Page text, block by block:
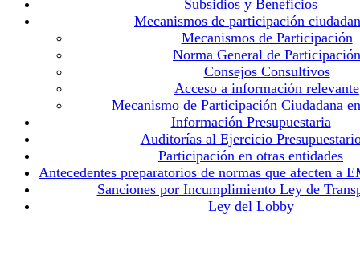
Subsidios y Beneficios
Mecanismos de participación
Mecanismos de Participación
Norma General de Participación
Consejos Consultivos
Acceso a información relevante
Mecanismo de Participación Ciudadana
Información Presupuestaria
Auditorías al Ejercicio
Participación en otras entidades
Antecedentes preparatorios de normas que afecten a
Sanciones por Incumplimiento Ley de
Ley del Lobby